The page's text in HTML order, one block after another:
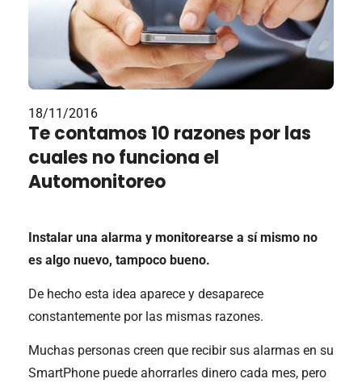
18/11/2016
Te contamos 10 razones por las
cuales no funciona el
Automonitoreo
Instalar una alarma y monitorearse a sí mismo no
es algo nuevo, tampoco bueno.
De hecho esta idea aparece y desaparece
constantemente por las mismas razones.
Muchas personas creen que recibir sus alarmas en su
SmartPhone puede ahorrarles dinero cada mes, pero